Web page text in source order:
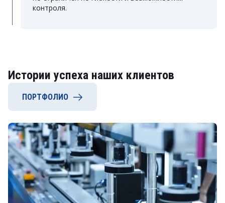
контроля.
Истории успеха наших клиентов
ПОРТФОЛИО